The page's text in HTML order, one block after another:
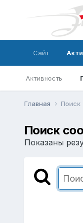
Сайт
Активность
Главная Поиск
Поиск
Показаны